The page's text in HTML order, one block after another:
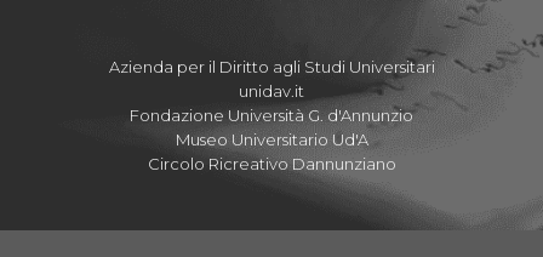
Azienda per il Diritto agli Studi Universitari
unidav.it
Fondazione Università G. d'Annunzio
Museo Universitario Ud'A
Circolo Ricreativo Dannunziano